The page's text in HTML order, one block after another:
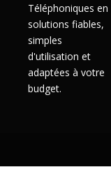
Téléphoniques en
solutions fiables,
simples
d'utilisation et
adaptées à votre
budget.